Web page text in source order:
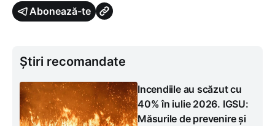
Abonează-te
Știri recomandate
Incendiile au scăzut cu
40% în iulie 2026. IGSU:
Măsurile de prevenire și